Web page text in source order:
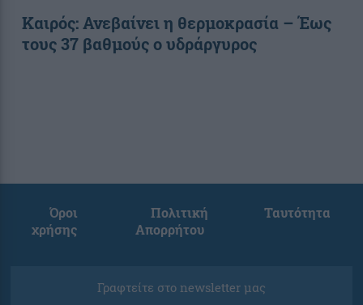
Καιρός: Ανεβαίνει η θερμοκρασία – Έως
τους 37 βαθμούς ο υδράργυρος
Όροι
χρήσης
Πολιτική
Απορρήτου
Ταυτότητα
Γραφτείτε στο newsletter μας